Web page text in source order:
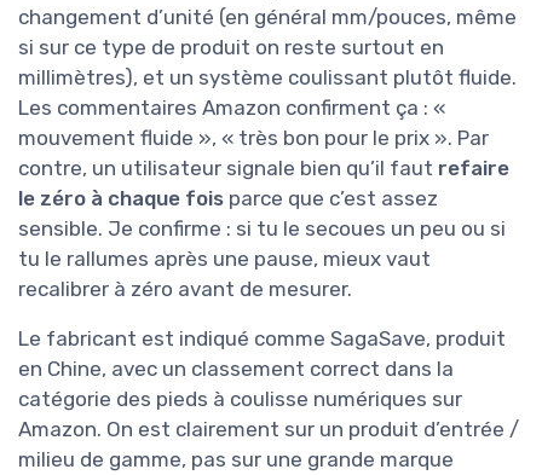
changement d’unité (en général mm/pouces, même
si sur ce type de produit on reste surtout en
millimètres), et un système coulissant plutôt fluide.
Les commentaires Amazon confirment ça : «
mouvement fluide », « très bon pour le prix ». Par
contre, un utilisateur signale bien qu’il faut refaire
le zéro à chaque fois parce que c’est assez
sensible. Je confirme : si tu le secoues un peu ou si
tu le rallumes après une pause, mieux vaut
recalibrer à zéro avant de mesurer.
Le fabricant est indiqué comme SagaSave, produit
en Chine, avec un classement correct dans la
catégorie des pieds à coulisse numériques sur
Amazon. On est clairement sur un produit d’entrée /
milieu de gamme, pas sur une grande marque